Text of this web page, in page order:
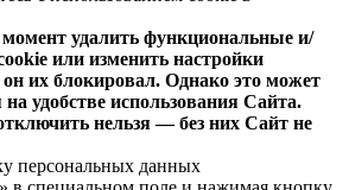
удалить функциональные и/
или изменить настройки
он их блокировал. Однако это может
на удобстве использования Сайта.
нельзя — без них Сайт не
персональных данных